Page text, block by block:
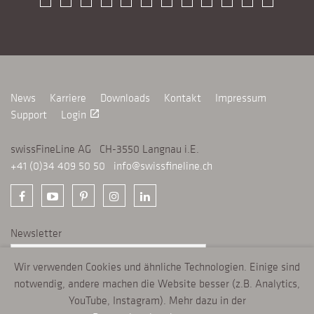
News Karriere Downloads Kontakt
Impressum
Support
Login launch
swissFineLine AG CH-3550 Langnau i.E.
+41 (0)34 409 50 50
info@swissfineline.ch
Newsletter
ANMELDENchevron_right
Wir verwenden Cookies und ähnliche Technologien. Einige sind
notwendig, andere machen die Website besser (z.B. Analytics,
YouTube, Instagram). Mehr dazu in der